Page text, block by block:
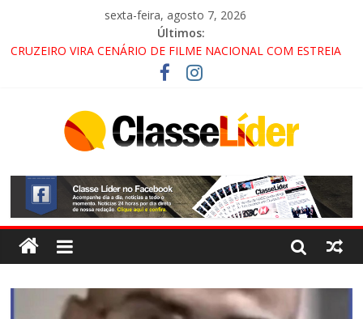
sexta-feira, agosto 7, 2026
Últimos:
CRUZEIRO VIRA CENÁRIO DE FILME NACIONAL COM ESTREIA
PROMOTOR DO GAECO
ACESSO À APARECIDA NA DUTRA SERÁ BLOQUEADO NO FIM
ALTERNATIVAS
LORENA, PINDAMONHANGABA E QUELUZ NA RETA FINAL
PELA FÁBRICA DA COCA-COLA!